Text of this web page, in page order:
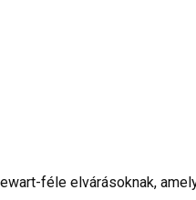
féle elvárásoknak,